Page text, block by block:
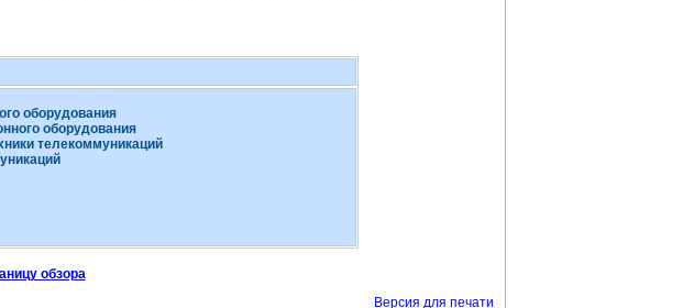
оборудования
оборудования
телекоммуникаций
обзора
Версия для печати